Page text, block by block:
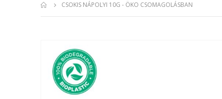
CSOKIS NÁPOLYI 10G - ÖKO CSOMAGOLÁSBAN
képgaléria
végére